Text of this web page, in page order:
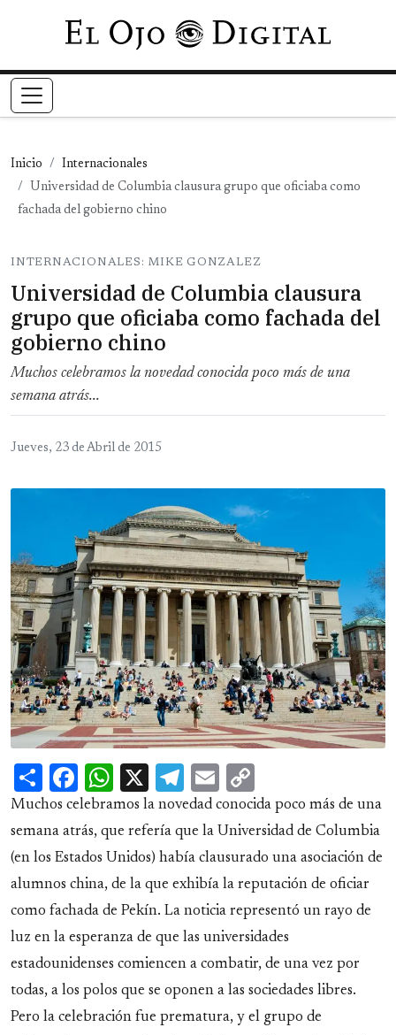
Pasar al contenido principal
Inicio
Internacionales
Universidad de Columbia clausura grupo que oficiaba como
fachada del gobierno chino
INTERNACIONALES: MIKE GONZALEZ
Universidad de Columbia clausura
grupo que oficiaba como fachada del
gobierno chino
Muchos celebramos la novedad conocida poco más de una
semana atrás...
Jueves, 23 de Abril de 2015
ShareFacebook
WhatsApp
X Telegram
Email
Link
Muchos celebramos la novedad conocida poco más de una
semana atrás, que refería que la Universidad de Columbia
(en los Estados Unidos) había clausurado una asociación de
alumnos china, de la que exhibía la reputación de oficiar
como fachada de Pekín. La noticia representó un rayo de
luz en la esperanza de que las universidades
estadounidenses comiencen a combatir, de una vez por
todas, a los polos que se oponen a las sociedades libres.
Pero la celebración fue prematura, y el grupo de